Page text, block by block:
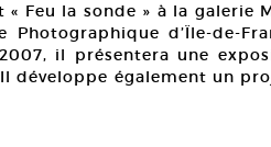
Feu la sonde » à la galerie
Photographique d’Ïle-de-
il présentera une
développe également un